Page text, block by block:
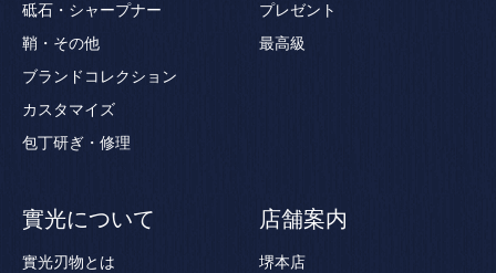
砥石・シャープナー
鞘・その他
ブランドコレクション
カスタマイズ
包丁研ぎ・修理
プレゼント
最高級
實光について
實光刃物とは
店舗案内
堺本店